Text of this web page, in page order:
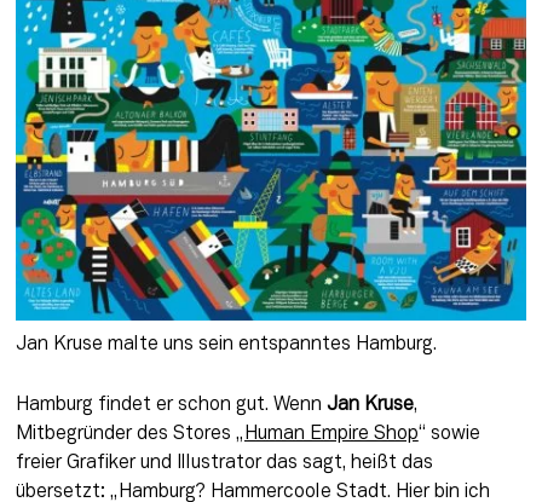
Jan Kruse malte uns sein entspanntes Hamburg.
Hamburg findet er schon gut. Wenn Jan Kruse,
Mitbegründer des Stores „Human Empire Shop“ sowie
freier Grafiker und Illustrator das sagt, heißt das
übersetzt: „Hamburg? Hammercoole Stadt. Hier bin ich